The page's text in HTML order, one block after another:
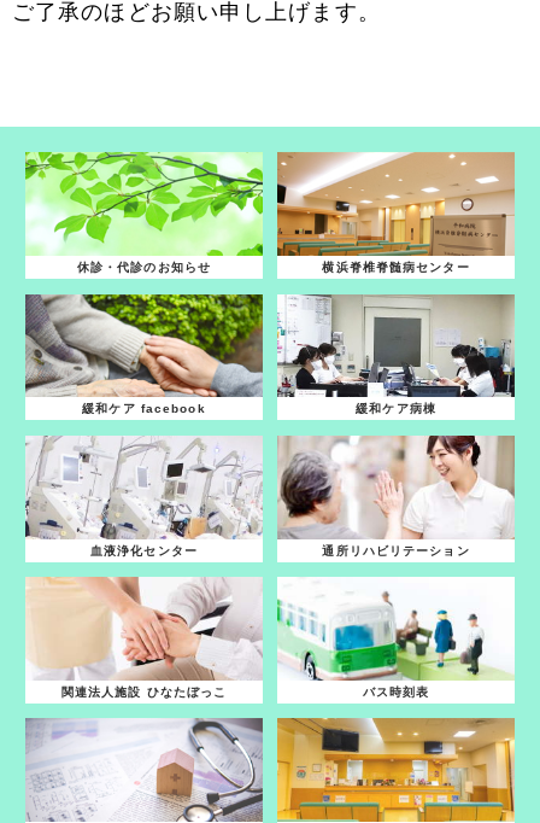
ご了承のほどお願い申し上げます。
休診・代診のお知らせ 横浜脊椎脊髄病センター
緩和ケア facebook 緩和ケア病棟
血液浄化センター 通所リハビリテーション
関連法人施設 ひなたぼっこ バス時刻表